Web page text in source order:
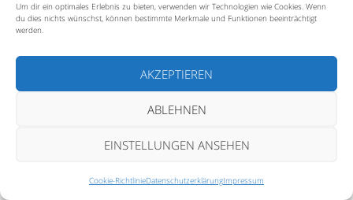
Um dir ein optimales Erlebnis zu bieten, verwenden wir Technologien wie Cookies. Wenn
du dies nichts wünschst, können bestimmte Merkmale und Funktionen beeinträchtigt
werden.
AKZEPTIEREN
ABLEHNEN
EINSTELLUNGEN ANSEHEN
Cookie-RichtlinieDatenschutzerklärungImpressum
Youtube: www.youtube.com/@ThailandEntdecken
Ihr möchtet mir einen Kaffee ausgeben?
Mit Paypal:https://www.s-kluth.de/meine-ausruestung/
License Owner – Stefan Kluth 21 Oct 2021 – 20 Oct 2024